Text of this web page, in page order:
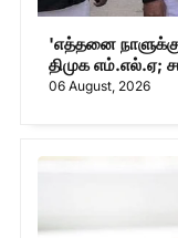
'எத்தனை
திமுக
06 August, 2026